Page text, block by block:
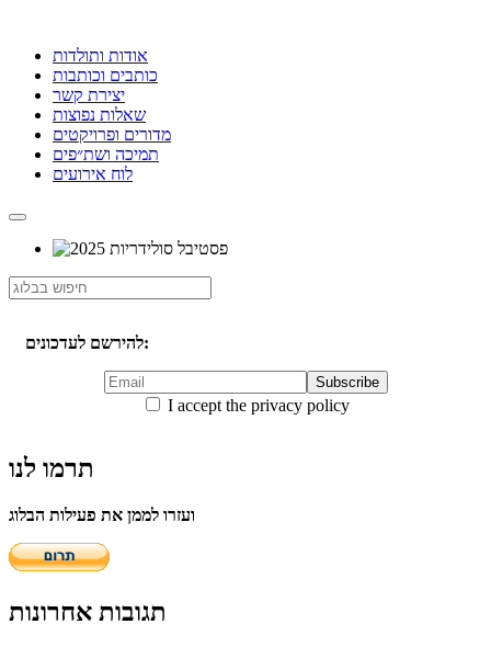
אודות ותולדות
כותבים וכותבות
יצירת קשר
שאלות נפוצות
מדורים ופרויקטים
תמיכה ושת״פים
לוח אירועים
להירשם לעדכונים:
I accept the privacy policy
תרמו לנו
ועזרו לממן את פעילות הבלוג
תגובות אחרונות